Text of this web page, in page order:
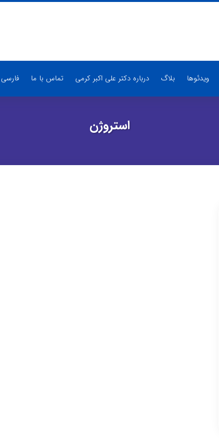
ویدئوها بلاگ درباره دکتر علی اکبر کرمی تماس با ما فارسی
استروژن